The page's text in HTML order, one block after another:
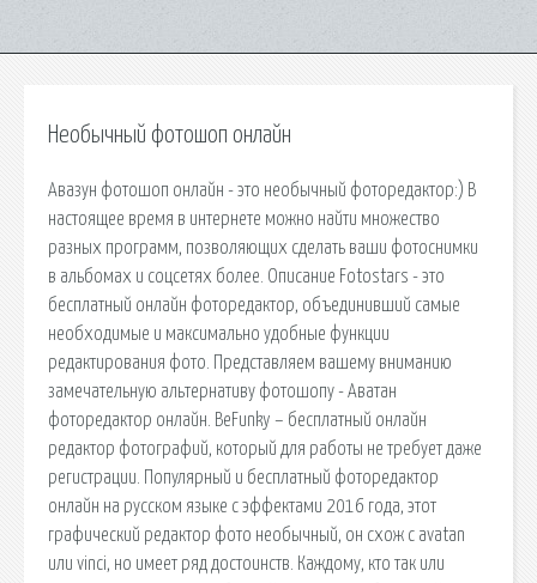
Необычный фотошоп онлайн
Авазун фотошоп онлайн - это необычный фоторедактор:) В
настоящее время в интернете можно найти множество
разных программ, позволяющих сделать ваши фотоснимки
в альбомах и соцсетях более. Описание Fotostars - это
бесплатный онлайн фоторедактор, объединивший самые
необходимые и максимально удобные функции
редактирования фото. Представляем вашему вниманию
замечательную альтернативу фотошопу - Аватан
фоторедактор онлайн. BeFunky – бесплатный онлайн
редактор фотографий, который для работы не требует даже
регистрации. Популярный и бесплатный фоторедактор
онлайн на русском языке с эффектами 2016 года, этот
графический редактор фото необычный, он схож с avatan
или vinci, но имеет ряд достоинств. Каждому, кто так или